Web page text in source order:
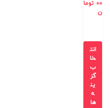
00 توما
ن
انت
خا
ب
گز
ین
ه
ها